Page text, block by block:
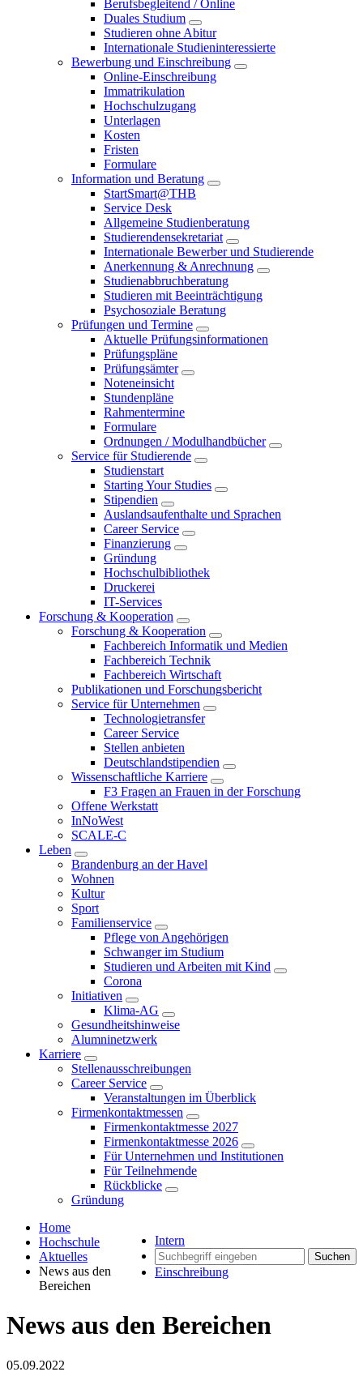
Berufsbegleitend / Online
Duales Studium
Studieren ohne Abitur
Internationale Studieninteressierte
Bewerbung und Einschreibung
Online-Einschreibung
Immatrikulation
Hochschulzugang
Unterlagen
Kosten
Fristen
Formulare
Information und Beratung
StartSmart@THB
Service Desk
Allgemeine Studienberatung
Studierendensekretariat
Internationale Bewerber und Studierende
Anerkennung & Anrechnung
Studienabbruchberatung
Studieren mit Beeinträchtigung
Psychosoziale Beratung
Prüfungen und Termine
Aktuelle Prüfungsinformationen
Prüfungspläne
Prüfungsämter
Noteneinsicht
Stundenpläne
Rahmentermine
Formulare
Ordnungen / Modulhandbücher
Service für Studierende
Studienstart
Starting Your Studies
Stipendien
Auslandsaufenthalte und Sprachen
Career Service
Finanzierung
Gründung
Hochschulbibliothek
Druckerei
IT-Services
Forschung & Kooperation
Forschung & Kooperation
Fachbereich Informatik und Medien
Fachbereich Technik
Fachbereich Wirtschaft
Publikationen und Forschungsbericht
Service für Unternehmen
Technologietransfer
Career Service
Stellen anbieten
Deutschlandstipendien
Wissenschaftliche Karriere
F3 Fragen an Frauen in der Forschung
Offene Werkstatt
InNoWest
SCALE-C
Leben
Brandenburg an der Havel
Wohnen
Kultur
Sport
Familienservice
Pflege von Angehörigen
Schwanger im Studium
Studieren und Arbeiten mit Kind
Corona
Initiativen
Klima-AG
Gesundheitshinweise
Alumninetzwerk
Karriere
Stellenausschreibungen
Career Service
Veranstaltungen im Überblick
Firmenkontaktmessen
Firmenkontaktmesse 2027
Firmenkontaktmesse 2026
Für Unternehmen und Institutionen
Für Teilnehmende
Rückblicke
Gründung
Intern
Suchen
Einschreibung
Home
Hochschule
Aktuelles
News aus den
Bereichen
News aus den Bereichen
05.09.2022